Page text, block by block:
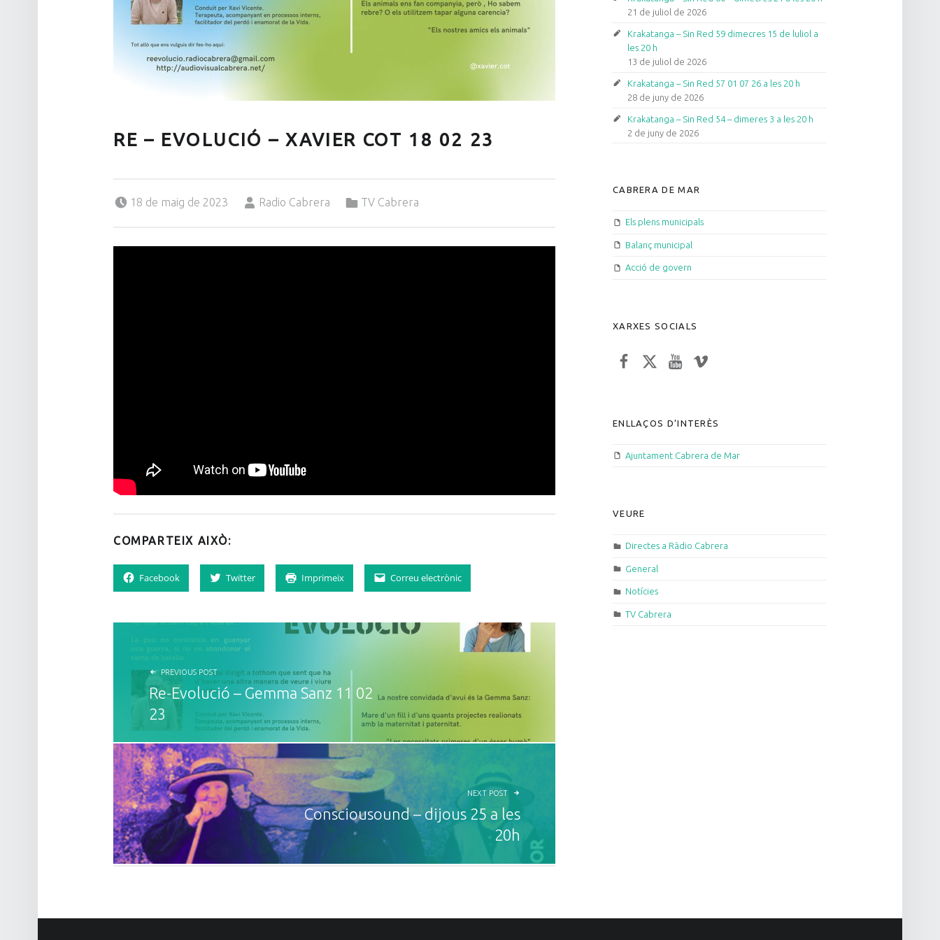
RE – EVOLUCIÓ – XAVIER COT 18 02 23
18 de maig de 2023
Radio Cabrera
TV Cabrera
COMPARTEIX AIXÒ:
Facebook Twitter Imprimeix Correu electrònic
NAVEGACIÓ D'ENTRADES
PREVIOUS POST
Re-Evolució – Gemma Sanz 11 02
23
NEXT POST
Consciousound – dijous 25 a les
20h
21 de juliol de 2026
Krakatanga – Sin Red 59 dimecres 15 de luliol a
les 20 h
13 de juliol de 2026
Krakatanga – Sin Red 57 01 07 26 a les 20 h
28 de juny de 2026
Krakatanga – Sin Red 54 – dimeres 3 a les 20 h
2 de juny de 2026
CABRERA DE MAR
Els plens municipals
Balanç municipal
Acció de govern
XARXES SOCIALS
Facebook
TwitterYouTube
Vimeo
ENLLAÇOS D’INTERÈS
Ajuntament Cabrera de Mar
VEURE
Directes a Ràdio Cabrera
General
Notícies
TV Cabrera